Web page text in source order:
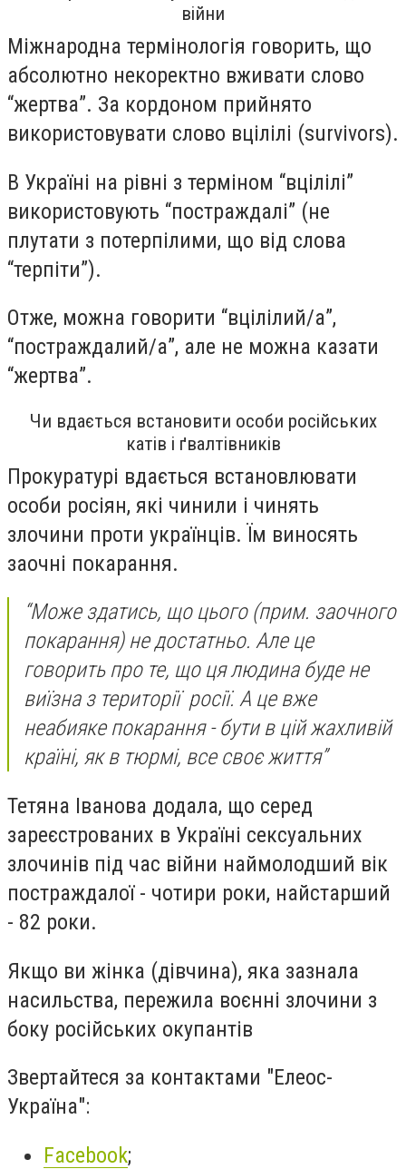
війни
Міжнародна термінологія говорить, що
абсолютно некоректно вживати слово
“жертва”. За кордоном прийнято
використовувати слово вцілілі (survivors).
В Україні на рівні з терміном “вцілілі”
використовують “постраждалі” (не
плутати з потерпілими, що від слова
“терпіти”).
Отже, можна говорити “вцілілий/а”,
“постраждалий/а”, але не можна казати
“жертва”.
Чи вдається встановити особи російських
катів і ґвалтівників
Прокуратурі вдається встановлювати
особи росіян, які чинили і чинять
злочини проти українців. Їм виносять
заочні покарання.
“Може здатись, що цього (прим. заочного
покарання) не достатньо. Але це
говорить про те, що ця людина буде не
виїзна з території росії. А це вже
неабияке покарання - бути в цій жахливій
країні, як в тюрмі, все своє життя”
Тетяна Іванова додала, що серед
зареєстрованих в Україні сексуальних
злочинів під час війни наймолодший вік
постраждалої - чотири роки, найстарший
- 82 роки.
Якщо ви жінка (дівчина), яка зазнала
насильства, пережила воєнні злочини з
боку російських окупантів
Звертайтеся за контактами "Елеос-
Україна":
Facebook;